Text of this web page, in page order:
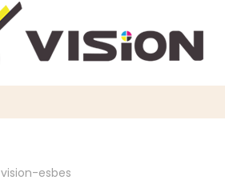
vision-esbes